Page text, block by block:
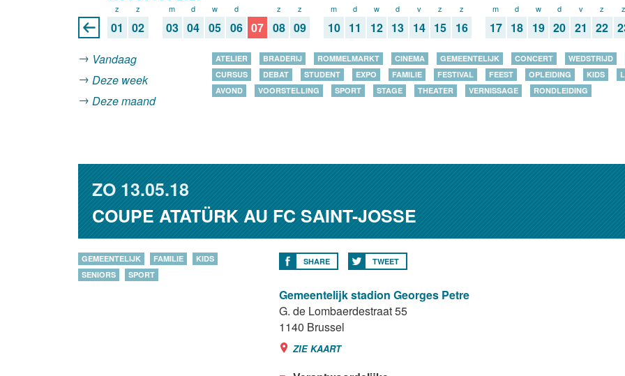
z
01
z
02
m
03
d
04
w
05
d
06 07
z
08
z
09
m
10
d
11
w
12
d
13
v
14
z
15
z
16
m
17
d
18
w
19
d
20
v
21
z
22
z
Vandaag
Deze week
Deze maand
ATELIER BRADERIJ ROMMELMARKT CINEMA GEMEENTELIJK CONCERT WEDSTRIJD
CURSUS
DEBAT STUDENT EXPO FAMILIE FESTIVAL FEEST OPLEIDING KIDS
AVOND
VOORSTELLING SPORT STAGE THEATER VERNISSAGE RONDLEIDING
ZO13.05.18
COUPE ATATÜRK AU FC SAINT-JOSSE
GEMEENTELIJK FAMILIE
KIDS
SENIORS
SPORT
SHARE TWEET
Gemeentelijk stadion Georges Petre
G. de Lombaerdestraat 55
1140 Brussel
ZIE KAART